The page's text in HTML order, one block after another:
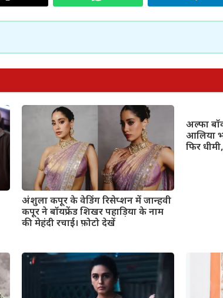
अंशुला कपूर के वेडिंग रिसेप्शन में जान्हवी
कपूर ने बॉयफ्रेंड शिखर पहाड़िया के नाम
की मेहंदी रचाई। फ़ोटो देखें
अल्फा
आलिया
फिर